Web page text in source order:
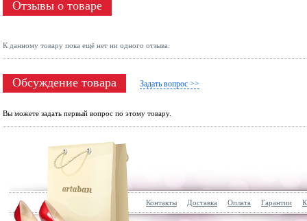
Отзывы о товаре
К данному товару пока ещё нет ни одного отзыва.
Обсуждение товара Задать вопрос >>
Вы можете задать первый вопрос по этому товару.
Контакты Доставка Оплата Гарантии